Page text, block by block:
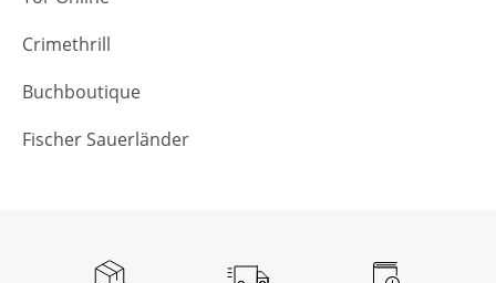
Crimethrill
Buchboutique
Fischer Sauerländer